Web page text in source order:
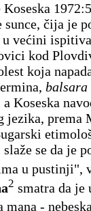
čija je
većini
kod
koja
balsara
Koseska
jezika, prema
se da je
u pustinji",
2 smatra da je
-